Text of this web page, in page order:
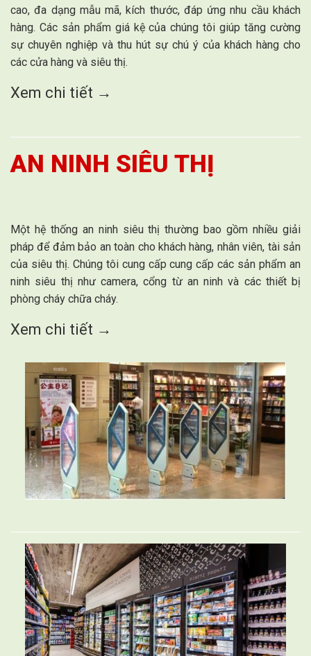
cao, đa dạng mẫu mã, kích thước, đáp ứng nhu cầu khách
hàng. Các sản phẩm giá kệ của chúng tôi giúp tăng cường
sự chuyên nghiệp và thu hút sự chú ý của khách hàng cho
các cửa hàng và siêu thị.
Xem chi tiết →
AN NINH SIÊU THỊ
Một hệ thống an ninh siêu thị thường bao gồm nhiều giải
pháp để đảm bảo an toàn cho khách hàng, nhân viên, tài sản
của siêu thị. Chúng tôi cung cấp cung cấp các sản phẩm an
ninh siêu thị như camera, cổng từ an ninh và các thiết bị
phòng cháy chữa cháy.
Xem chi tiết →